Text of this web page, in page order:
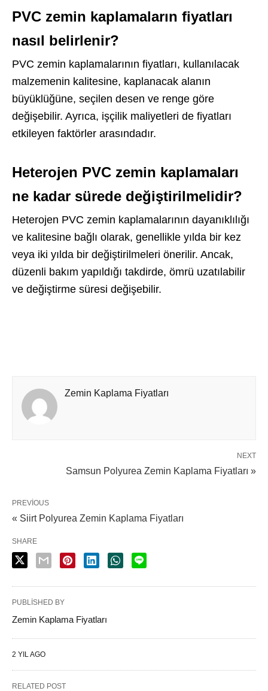
PVC zemin kaplamaların fiyatları
nasıl belirlenir?
PVC zemin kaplamalarının fiyatları, kullanılacak
malzemenin kalitesine, kaplanacak alanın
büyüklüğüne, seçilen desen ve renge göre
değişebilir. Ayrıca, işçilik maliyetleri de fiyatları
etkileyen faktörler arasındadır.
Heterojen PVC zemin kaplamaları
ne kadar sürede değiştirilmelidir?
Heterojen PVC zemin kaplamalarının dayanıklılığı
ve kalitesine bağlı olarak, genellikle yılda bir kez
veya iki yılda bir değiştirilmeleri önerilir. Ancak,
düzenli bakım yapıldığı takdirde, ömrü uzatılabilir
ve değiştirme süresi değişebilir.
Zemin Kaplama Fiyatları
NEXT
Samsun Polyurea Zemin Kaplama Fiyatları »
PREVIOUS
« Siirt Polyurea Zemin Kaplama Fiyatları
SHARE
PUBLISHED BY
Zemin Kaplama Fiyatları
2 YIL AGO
RELATED POST